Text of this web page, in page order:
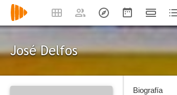
José Delfos
Biografía